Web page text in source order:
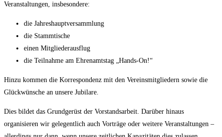
Veranstaltungen, insbesondere:
die Jahreshauptversammlung
die Stammtische
einen Mitgliederausflug
die Teilnahme am Ehrenamtstag „Hands-On!“
Hinzu kommen die Korrespondenz mit den Vereinsmitgliedern sowie die
Glückwünsche an unsere Jubilare.
Dies bildet das Grundgerüst der Vorstandsarbeit. Darüber hinaus
organisieren wir gelegentlich auch Vorträge oder weitere Veranstaltungen –